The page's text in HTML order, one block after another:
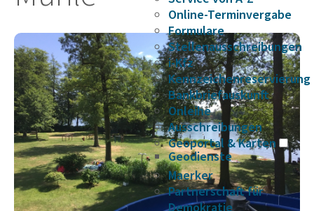
Online-Terminvergabe
Formulare
Stellenausschreibungen
i-Kfz
Kennzeichenreservierung
Bankbriefauskunft
Onleihe
Ausschreibungen
Geoportal & Karten
Geodienste
Maerker
Partnerschaft für